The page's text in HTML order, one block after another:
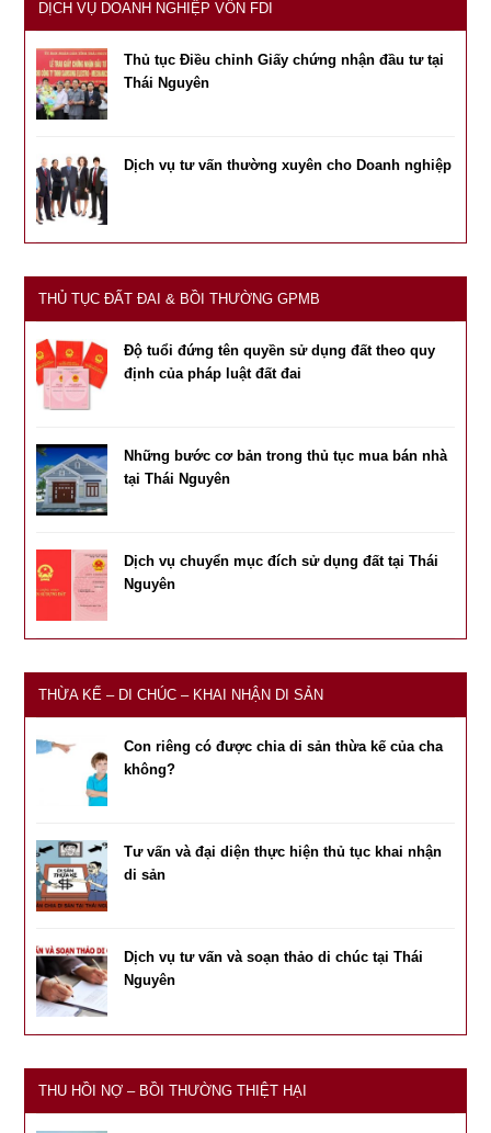
DỊCH VỤ DOANH NGHIỆP VỐN FDI
Thủ tục Điều chỉnh Giấy chứng nhận đầu tư tại
Thái Nguyên
Dịch vụ tư vấn thường xuyên cho Doanh nghiệp
THỦ TỤC ĐẤT ĐAI & BỒI THƯỜNG GPMB
Độ tuổi đứng tên quyền sử dụng đất theo quy
định của pháp luật đất đai
Những bước cơ bản trong thủ tục mua bán nhà
tại Thái Nguyên
Dịch vụ chuyển mục đích sử dụng đất tại Thái
Nguyên
THỪA KẾ – DI CHÚC – KHAI NHẬN DI SẢN
Con riêng có được chia di sản thừa kế của cha
không?
Tư vấn và đại diện thực hiện thủ tục khai nhận
di sản
Dịch vụ tư vấn và soạn thảo di chúc tại Thái
Nguyên
THU HỒI NỢ – BỒI THƯỜNG THIỆT HẠI